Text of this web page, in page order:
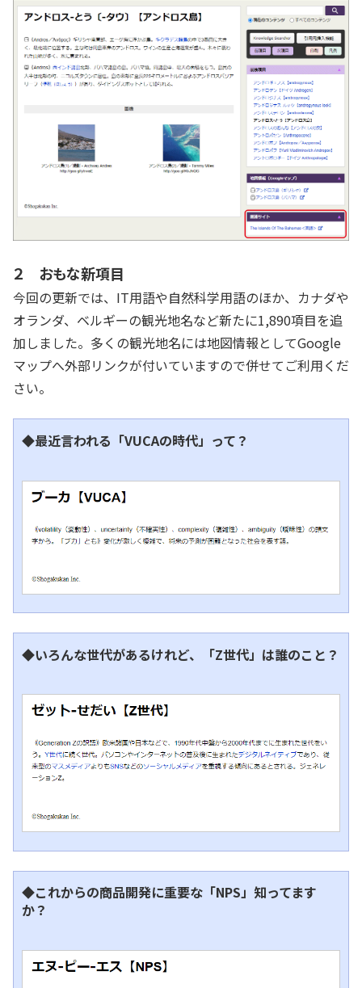
２ おもな新項目
今回の更新では、IT用語や自然科学用語のほか、カナダや
オランダ、ベルギーの観光地名など新たに1,890項目を追
加しました。多くの観光地名には地図情報としてGoogle
マップへ外部リンクが付いていますので併せてご利用くだ
さい。
◆最近言われる「VUCAの時代」って？
◆いろんな世代があるけれど、「Z世代」は誰のこと？
◆これからの商品開発に重要な「NPS」知ってます
か？